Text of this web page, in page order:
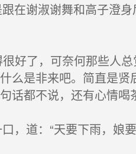
谢淑谢舞和高子澄身
好了，可奈何那些人
是非来吧。简直是贤
话都不说，还有心情喝
道：“天要下雨，娘